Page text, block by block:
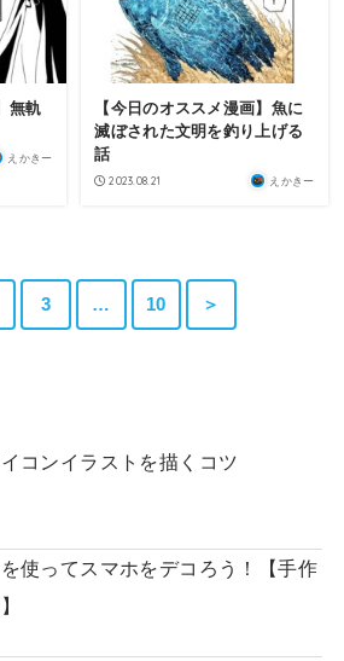
無軌
えかきー
【今日のオススメ漫画】魚に
滅ぼされた文明を釣り上げる
話
2023.08.21 えかきー
3 … 10 ＞
コンイラストを描くコツ
使ってスマホをデコろう！【手作